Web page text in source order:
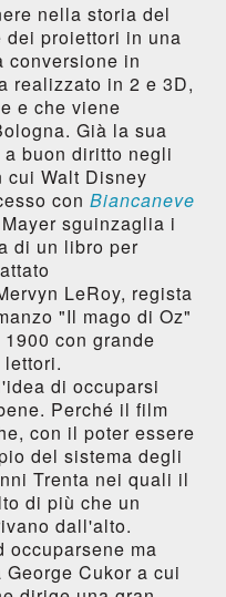
nella storia del
dei proiettori in una
conversione in
realizzato in 2 e 3D,
e che viene
Già la sua
buon diritto negli
cui Walt Disney
con Biancaneve
sguinzaglia i
di un libro per
LeRoy, regista
"Il mago di Oz"
con grande
di occuparsi
Perché il film
con il poter essere
del sistema degli
Trenta nei quali il
di più che un
dall'alto.
occuparsene ma
Cukor a cui